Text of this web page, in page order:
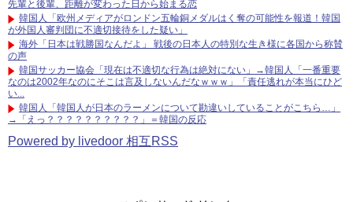
先輩と後輩、距離が変わった日から始まる恋
韓国人「欧州メディアがロンドン五輪銅メダルはく奪の可能性を報道！韓国
が外国人審判団に不適切接待をした疑い」
海外「日本は戦勝国なんだよ」 戦後の日本人の特別な生き様に各国から称賛
の声
韓国サッカー協会「現在は不適切な行為は絶対にない」→韓国人「一番重要
なのは2002年なのにそこは言及しないんだなｗｗｗ」「責任逃れが本当にひど
い...
韓国人「韓国人が日本のラーメンについて勘違いしていることがこちら…」
→「えっ？？？？？？？？？？」＝韓国の反応
Powered by livedoor 相互RSS